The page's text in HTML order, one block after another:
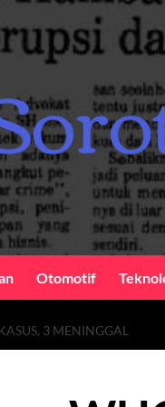
Otomotif
3 MENINGGAL